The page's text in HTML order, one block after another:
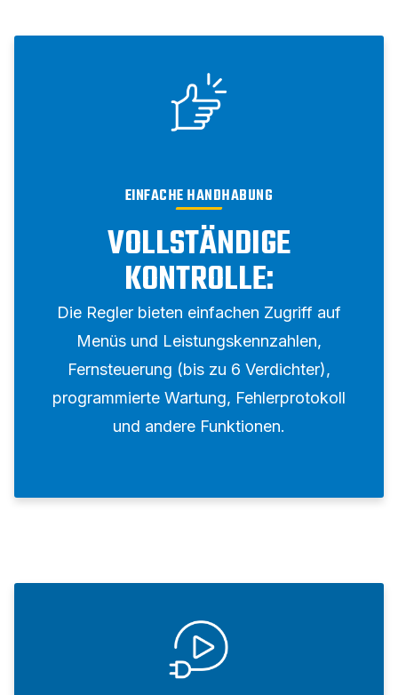
EINFACHE HANDHABUNG
VOLLSTÄNDIGE
KONTROLLE:
Die Regler bieten einfachen Zugriff auf
Menüs und Leistungskennzahlen,
Fernsteuerung (bis zu 6 Verdichter),
programmierte Wartung, Fehlerprotokoll
und andere Funktionen.